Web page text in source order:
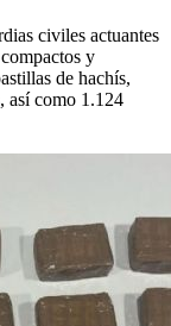
civiles actuantes
y
de hachís,
así como 1.124